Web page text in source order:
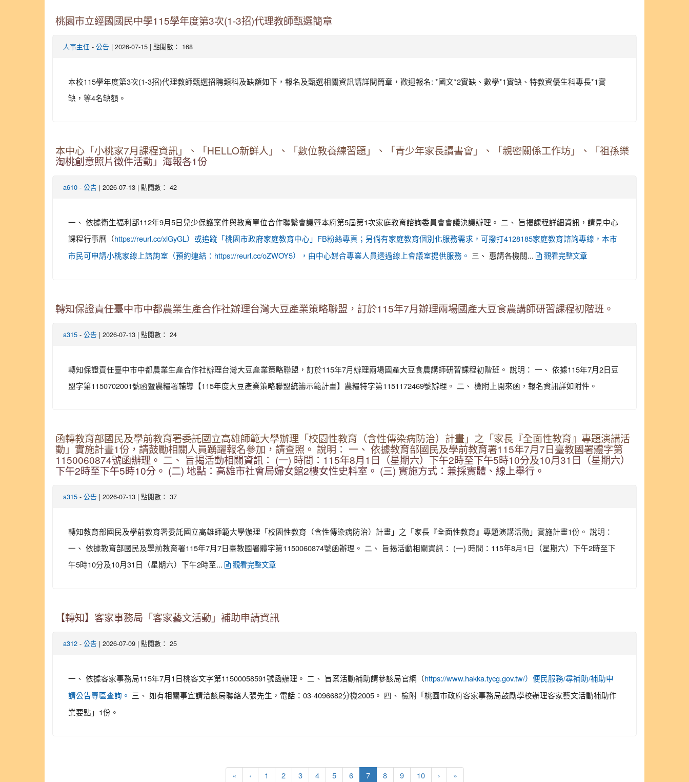
桃園市立經國國民中學115學年度第3次(1-3招)代理教師甄選簡章
人事主任 - 公告 | 2026-07-15 | 點閱數： 168
本校115學年度第3次(1-3招)代理教師甄選招聘類科及缺額如下，報名及甄選相關資訊請詳閱簡章，歡迎報名: *國文*2實缺、數學*1實缺、特教資優生科專長*1實
缺，等4名缺額。
本中心「小桃家7月課程資訊」、「HELLO新鮮人」、「數位教養練習題」、「青少年家長讀書會」、「親密關係工作坊」、「祖孫樂
淘桃創意照片徵件活動」海報各1份
a610 - 公告 | 2026-07-13 | 點閱數： 42
一、 依據衛生福利部112年9月5日兒少保護案件與教育單位合作聯繫會議暨本府第5屆第1次家庭教育諮詢委員會會議決議辦理。 二、 旨揭課程詳細資訊，請見中心
課程行事曆（ https://reurl.cc/xlGyGL）或追蹤「桃園市政府家庭教育中心」FB粉絲專頁；另倘有家庭教育個別化服務需求，可撥打4128185家庭教育諮詢專線，本市
市民可申請小桃家線上諮詢室（預約連結：https://reurl.cc/oZWOY5），由中心媒合專業人員透過線上會議室提供服務。 三、 惠請各機關... 觀看完整文章
轉知保證責任臺中市中都農業生產合作社辦理台灣大豆產業策略聯盟，訂於115年7月辦理兩場國產大豆食農講師研習課程初階班。
a315 - 公告 | 2026-07-13 | 點閱數： 24
轉知保證責任臺中市中都農業生產合作社辦理台灣大豆產業策略聯盟，訂於115年7月辦理兩場國產大豆食農講師研習課程初階班。 說明： 一、 依據115年7月2日豆
盟字第1150702001號函暨農糧署輔導【115年度大豆產業策略聯盟統籌示範計畫】農糧特字第1151172469號辦理。 二、 檢附上開來函，報名資訊詳如附件。
函轉教育部國民及學前教育署委託國立高雄師範大學辦理「校園性教育（含性傳染病防治）計畫」之「家長『全面性教育』專題演講活
動」實施計畫1份，請鼓勵相關人員踴躍報名參加，請查照。 說明： 一、 依據教育部國民及學前教育署115年7月7日臺教國署體字第
1150060874號函辦理。 二、 旨揭活動相關資訊： (一) 時間：115年8月1日（星期六）下午2時至下午5時10分及10月31日（星期六）
下午2時至下午5時10分。 (二) 地點：高雄市社會局婦女館2樓女性史料室。 (三) 實施方式：兼採實體、線上舉行。
a315 - 公告 | 2026-07-13 | 點閱數： 37
轉知教育部國民及學前教育署委託國立高雄師範大學辦理「校園性教育（含性傳染病防治）計畫」之「家長『全面性教育』專題演講活動」實施計畫1份。 說明：
一、 依據教育部國民及學前教育署115年7月7日臺教國署體字第1150060874號函辦理。 二、 旨揭活動相關資訊： (一) 時間：115年8月1日（星期六）下午2時至下
午5時10分及10月31日（星期六）下午2時至...
觀看完整文章
【轉知】客家事務局「客家藝文活動」補助申請資訊
a312 - 公告 | 2026-07-09 | 點閱數： 25
一、 依據客家事務局115年7月1日桃客文字第11500058591號函辦理。 二、 旨案活動補助請參該局官網（ https://www.hakka.tycg.gov.tw/）便民服務/尋補助/補助申
請公告專區查詢。
三、 如有相關事宜請洽該局聯絡人張先生，電話：03-4096682分機2005。 四、 檢附「桃園市政府客家事務局鼓勵學校辦理客家藝文活動補助作
業要點」1份。
« ‹ 1 2 3 4 5 6 7(current)
8 9 10 › »